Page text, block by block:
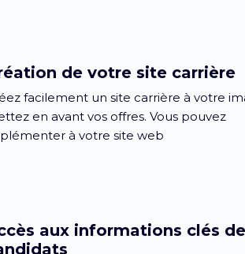
de votre site carrière
facilement un site carrière à votre
en avant vos offres. Vous pouvez
à votre site web
aux informations clés